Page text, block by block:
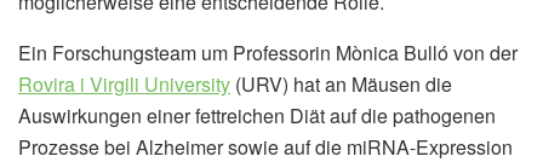
Ein Forschungsteam um Professorin Mònica Bulló von der
Rovira i Virgili University (URV) hat an Mäusen die
Auswirkungen einer fettreichen Diät auf die pathogenen
Prozesse bei Alzheimer sowie auf die miRNA-Expression